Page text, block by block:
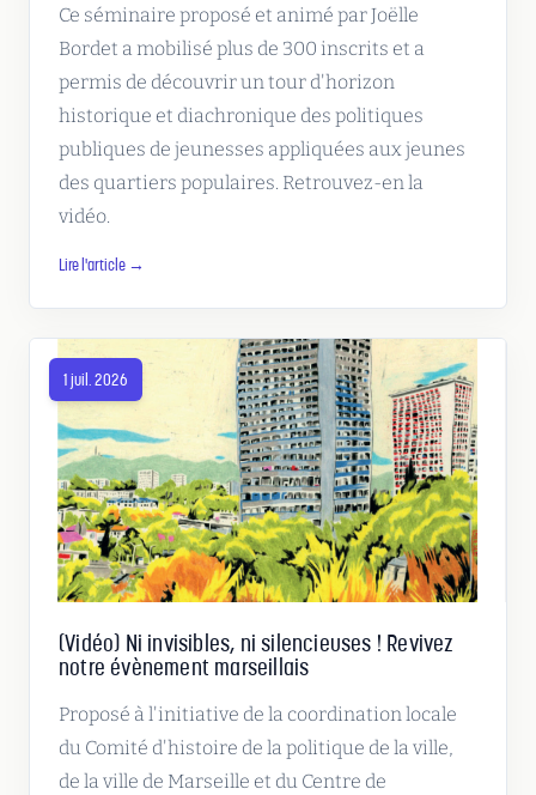
Ce séminaire proposé et animé par Joëlle
Bordet a mobilisé plus de 300 inscrits et a
permis de découvrir un tour d'horizon
historique et diachronique des politiques
publiques de jeunesses appliquées aux jeunes
des quartiers populaires. Retrouvez-en la
vidéo.
Lire l'article →
1 juil. 2026
(Vidéo) Ni invisibles, ni silencieuses ! Revivez
notre évènement marseillais
Proposé à l'initiative de la coordination locale
du Comité d'histoire de la politique de la ville,
de la ville de Marseille et du Centre de